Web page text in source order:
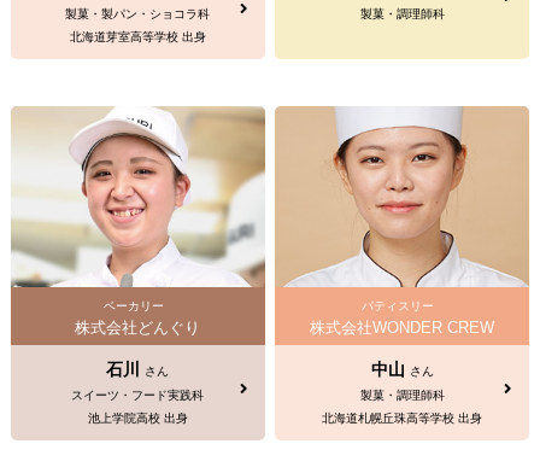
製菓・製パン・ショコラ科
北海道芽室高等学校 出身
製菓・調理師科
ベーカリー
株式会社どんぐり
石川
さん
スイーツ・フード実践科
池上学院高校 出身
パティスリー
株式会社WONDER CREW
中山 さん
製菓・調理師科
北海道札幌丘珠高等学校 出身